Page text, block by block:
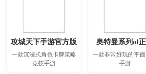
攻城天下手游官方版
一款沉浸式角色卡牌策略
竞技手游
奥特曼系列ol
一款非常好玩的平
手游